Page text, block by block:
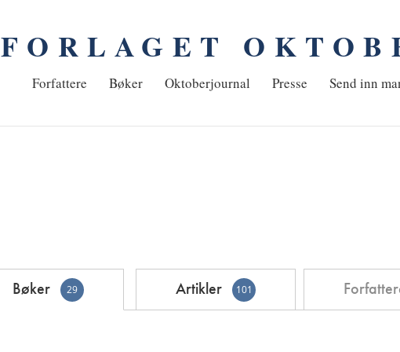
FORLAGET
Hjem
Forfattere Bøker Oktoberjournal Presse Send inn
Bøker 29 Artikler 101